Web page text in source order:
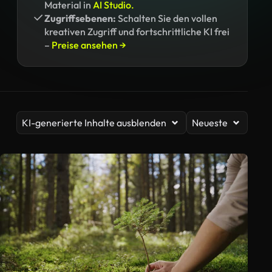
Material in AI Studio.
Zugriffsebenen: Schalten Sie den vollen
kreativen Zugriff und fortschrittliche KI frei
– Preise ansehen →
KI-generierte Inhalte ausblenden Neueste